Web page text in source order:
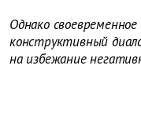
Однако
конструктивный
на избежание